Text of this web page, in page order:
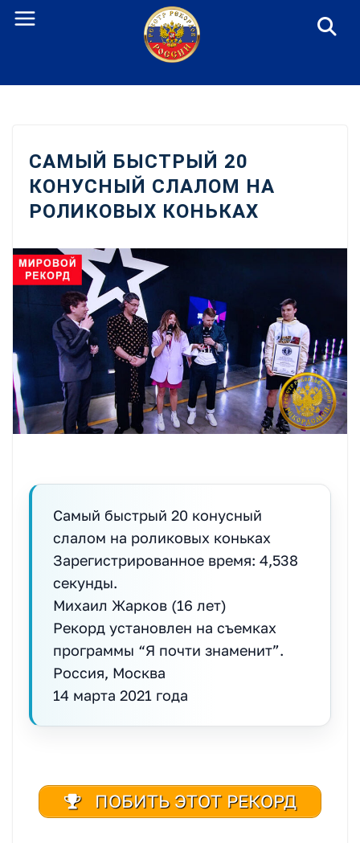
Перейти
САМЫЙ БЫСТРЫЙ 20
КОНУСНЫЙ СЛАЛОМ НА
РОЛИКОВЫХ КОНЬКАХ
Самый быстрый 20 конусный
слалом на роликовых коньках
Зарегистрированное время: 4,538
секунды.
Михаил Жарков (16 лет)
Рекорд установлен на съемках
программы “Я почти знаменит”.
Россия, Москва
14 марта 2021 года
ПОБИТЬ ЭТОТ РЕКОРД